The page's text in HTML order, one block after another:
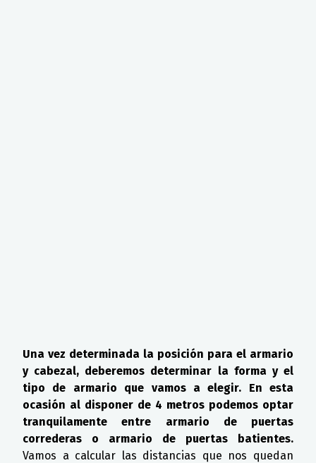
Una vez determinada la posición para el armario
y cabezal, deberemos determinar la forma y el
tipo de armario que vamos a elegir. En esta
ocasión al disponer de 4 metros podemos optar
tranquilamente entre armario de puertas
correderas o armario de puertas batientes.
Vamos a calcular las distancias que nos quedan